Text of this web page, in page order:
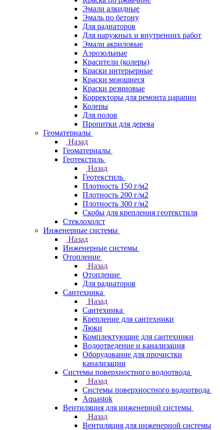
Эмали алкидные
Эмаль по бетону
Для радиаторов
Для наружных и внутренних работ
Эмали акриловые
Аэрозольные
Красители (колеры)
Краски интерьерные
Краски моющиеся
Краски резиновые
Корректоры для ремонта царапин
Колеры
Для полов
Пропитки для дерева
Геоматериалы
Назад
Геоматериалы
Геотекстиль
Назад
Геотекстиль
Плотность 150 г/м2
Плотность 200 г/м2
Плотность 300 г/м2
Скобы для крепления геотекстиля
Стеклохолст
Инженерные системы
Назад
Инженерные системы
Отопление
Назад
Отопление
Для радиаторов
Сантехника
Назад
Сантехника
Крепление для сантехники
Люки
Комплектующие для сантехники
Водоотведение и канализация
Оборудование для прочистки
канализации
Системы поверхностного водоотвода
Назад
Системы поверхностного водоотвода
Aquastok
Вентиляция для инженерной системы
Назад
Вентиляция для инженерной системы